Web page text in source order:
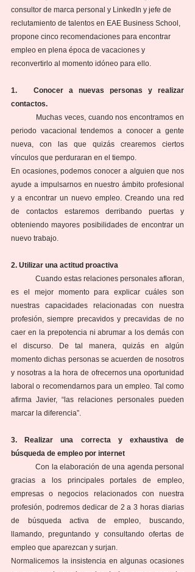
consultor de marca personal y LinkedIn y jefe de
reclutamiento de talentos en EAE Business School,
propone cinco recomendaciones para encontrar
empleo en plena época de vacaciones y
reconvertirlo al momento idóneo para ello.
1.   Conocer a nuevas personas y realizar
contactos.
periodo vacacional tendemos a conocer a gente
nueva, con las que quizás crearemos ciertos
vínculos que perduraran en el tiempo.
En ocasiones, podemos conocer a alguien que nos
ayude a impulsarnos en nuestro ámbito profesional
y a encontrar un nuevo empleo. Creando una red
de contactos estaremos derribando puertas y
obteniendo mayores posibilidades de encontrar un
nuevo trabajo.
2. Utilizar una actitud proactiva
es el mejor momento para explicar cuáles son
nuestras capacidades relacionadas con nuestra
profesión, siempre precavidos y precavidas de no
caer en la prepotencia ni abrumar a los demás con
el discurso. De tal manera, quizás en algún
momento dichas personas se acuerden de nosotros
y nosotras a la hora de ofrecernos una oportunidad
laboral o recomendarnos para un empleo. Tal como
afirma Javier, “las relaciones personales pueden
marcar la diferencia”.
3. Realizar una correcta y exhaustiva de
búsqueda de empleo por internet
	Con la elaboración de una agenda personal
gracias a los principales portales de empleo,
empresas o negocios relacionados con nuestra
profesión, podremos dedicar de 2 a 3 horas diarias
de búsqueda activa de empleo, buscando,
llamando, preguntando y consultando ofertas de
empleo que aparezcan y surjan.
Normalicemos la insistencia en algunas ocasiones